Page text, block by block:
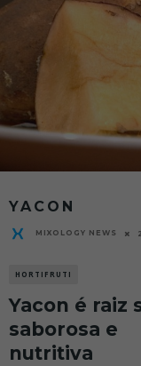
YACON
MIXOLOGY NEWS
HORTIFRUTI
Yacon é raiz
saborosa e
nutritiva